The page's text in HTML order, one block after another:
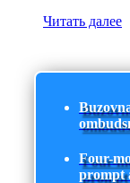
Читать далее
Four-
prompt